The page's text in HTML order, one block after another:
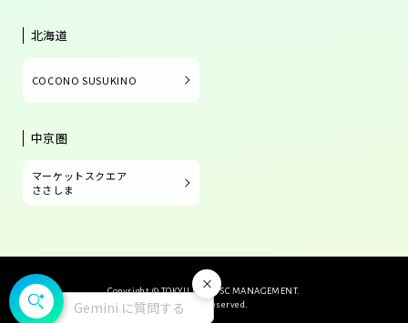
Gemini に質問する
閉じる
北海道
COCONO SUSUKINO
中京圏
マーケットスクエア
ささしま
Copyright © TOKYU LAND SC MANAGEMENT.
All Rights Reserved.